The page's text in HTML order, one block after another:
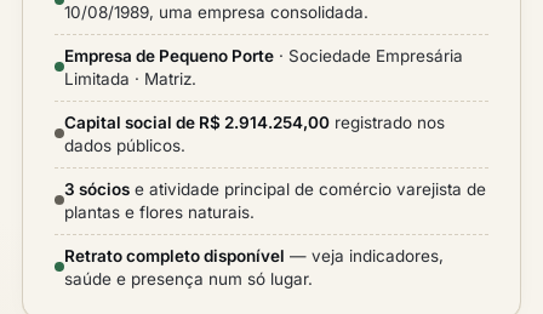
10/08/1989, uma empresa consolidada.
Empresa de Pequeno Porte · Sociedade Empresária
Limitada · Matriz.
Capital social de R$ 2.914.254,00 registrado nos
dados públicos.
3 sócios e atividade principal de comércio varejista de
plantas e flores naturais.
Retrato completo disponível — veja indicadores,
saúde e presença num só lugar.